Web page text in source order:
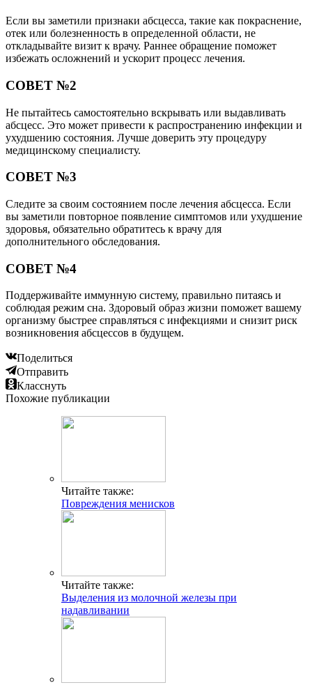
Если вы заметили признаки абсцесса, такие как покраснение,
отек или болезненность в определенной области, не
откладывайте визит к врачу. Раннее обращение поможет
избежать осложнений и ускорит процесс лечения.
СОВЕТ №2
Не пытайтесь самостоятельно вскрывать или выдавливать
абсцесс. Это может привести к распространению инфекции и
ухудшению состояния. Лучше доверить эту процедуру
медицинскому специалисту.
СОВЕТ №3
Следите за своим состоянием после лечения абсцесса. Если
вы заметили повторное появление симптомов или ухудшение
здоровья, обязательно обратитесь к врачу для
дополнительного обследования.
СОВЕТ №4
Поддерживайте иммунную систему, правильно питаясь и
соблюдая режим сна. Здоровый образ жизни поможет вашему
организму быстрее справляться с инфекциями и снизит риск
возникновения абсцессов в будущем.
Поделиться
Отправить
Класснуть
Похожие публикации
Читайте также:
Повреждения менисков
Читайте также:
Выделения из молочной железы при
надавливании